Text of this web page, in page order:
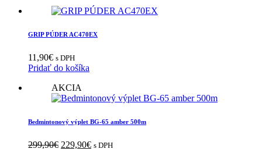
169,90€.119,90€.
GRIP PÚDER AC470EX
11,90€ s DPH
Pridať do košíka
AKCIA
Bedmintonový výplet BG-65 amber 500m
299,90€ Pôvodná
229,90€Aktuálna
s DPH